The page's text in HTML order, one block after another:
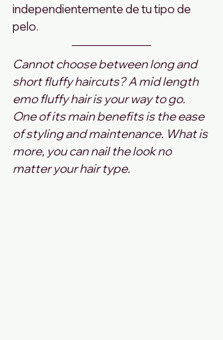
independientemente de tu tipo de
pelo.
Cannot choose between long and
short fluffy haircuts? A mid length
emo fluffy hair is your way to go.
One of its main benefits is the ease
of styling and maintenance. What is
more, you can nail the look no
matter your hair type.